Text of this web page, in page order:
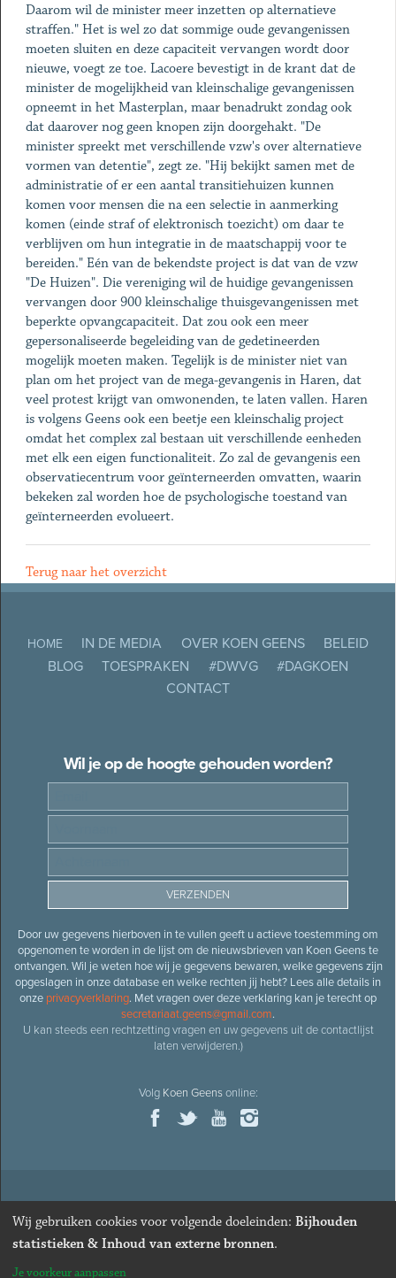
Daarom wil de minister meer inzetten op alternatieve
straffen." Het is wel zo dat sommige oude gevangenissen
moeten sluiten en deze capaciteit vervangen wordt door
nieuwe, voegt ze toe. Lacoere bevestigt in de krant dat de
minister de mogelijkheid van kleinschalige gevangenissen
opneemt in het Masterplan, maar benadrukt zondag ook
dat daarover nog geen knopen zijn doorgehakt. "De
minister spreekt met verschillende vzw's over alternatieve
vormen van detentie", zegt ze. "Hij bekijkt samen met de
administratie of er een aantal transitiehuizen kunnen
komen voor mensen die na een selectie in aanmerking
komen (einde straf of elektronisch toezicht) om daar te
verblijven om hun integratie in de maatschappij voor te
bereiden." Eén van de bekendste project is dat van de vzw
"De Huizen". Die vereniging wil de huidige gevangenissen
vervangen door 900 kleinschalige thuisgevangenissen met
beperkte opvangcapaciteit. Dat zou ook een meer
gepersonaliseerde begeleiding van de gedetineerden
mogelijk moeten maken. Tegelijk is de minister niet van
plan om het project van de mega-gevangenis in Haren, dat
veel protest krijgt van omwonenden, te laten vallen. Haren
is volgens Geens ook een beetje een kleinschalig project
omdat het complex zal bestaan uit verschillende eenheden
met elk een eigen functionaliteit. Zo zal de gevangenis een
observatiecentrum voor geïnterneerden omvatten, waarin
bekeken zal worden hoe de psychologische toestand van
geïnterneerden evolueert.
Terug naar het overzicht
HOME IN DE MEDIA OVER KOEN GEENS
BELEID
BLOG
TOESPRAKEN #DWVG
#DAGKOEN
CONTACT
Wil je op de hoogte gehouden worden?
Door uw gegevens hierboven in te vullen geeft u actieve toestemming om
opgenomen te worden in de lijst om de nieuwsbrieven van Koen Geens te
ontvangen. Wil je weten hoe wij je gegevens bewaren, welke gegevens zijn
opgeslagen in onze database en welke rechten jij hebt? Lees alle details in
onze privacyverklaring. Met vragen over deze verklaring kan je terecht op
secretariaat.geens@gmail.com.
U kan steeds een rechtzetting vragen en uw gegevens uit de contactlijst
laten verwijderen.)
Volg Koen Geensonline:
© 2026Oud-minister en ere-volksvertegenwoordiger Koen
· Alle rechten voorbehouden · Cookies wijzigen
Webdesign&website ontwikkelingdoor Zenjoy in Leuven
Wij gebruiken cookies voor volgende doeleinden: Bijhouden
statistieken & Inhoud van externe bronnen.
Je voorkeur aanpassen